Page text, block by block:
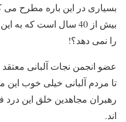
بسیاری در این باره مطرح می
بیش از 40 سال است که
را نمی دهد؟!
عضو انجمن نجات آلبانی
تا مردم آلبانی خیلی خوب
رهبران مجاهدین خلق این درد
اند.